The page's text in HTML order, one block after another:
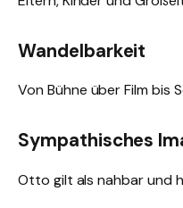
Wandelbarkeit
Von Bühne über Film bis
Sympathisches
Otto gilt als nahbar und